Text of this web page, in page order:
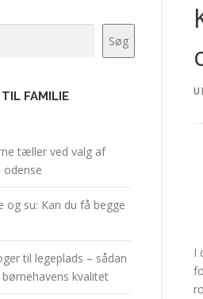
I
Søg
FAMILIE
tæller ved valg af
odense
og su: Kan du få begge
til legeplads – sådan
kvalitet